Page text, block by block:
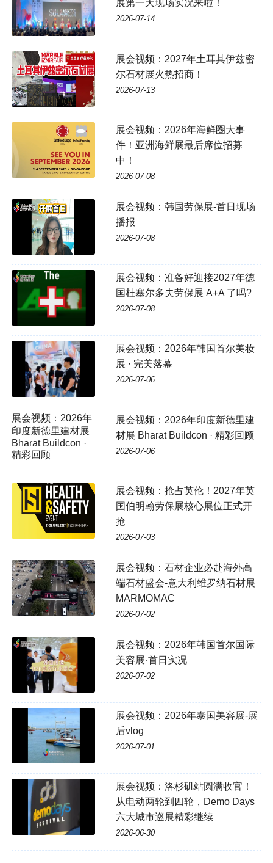
展第一天现场实况来啦！
2026-07-14
展会视频：2027年土耳其伊兹密
尔石材展火热招商！
2026-07-13
展会视频：2026年海鲜圈大事
件！亚洲海鲜展最后席位招募
中！
2026-07-08
展会视频：韩国劳保展-首日现场
播报
2026-07-08
展会视频：准备好迎接2027年德
国杜塞尔多夫劳保展 A+A 了吗?
2026-07-08
展会视频：2026年韩国首尔美妆
展 · 完美落幕
2026-07-06
展会视频：2026年
印度新德里建材展
Bharat Buildcon ·
精彩回顾
展会视频：2026年印度新德里建
材展 Bharat Buildcon · 精彩回顾
2026-07-06
展会视频：抢占英伦！2027年英
国伯明翰劳保展核心展位正式开
抢
2026-07-03
展会视频：石材企业必赴海外高
端石材盛会-意大利维罗纳石材展
MARMOMAC
2026-07-02
展会视频：2026年韩国首尔国际
美容展·首日实况
2026-07-02
展会视频：2026年泰国美容展-展
后vlog
2026-07-01
展会视频：洛杉矶站圆满收官！
从电动两轮到四轮，Demo Days
六大城市巡展精彩继续
2026-06-30